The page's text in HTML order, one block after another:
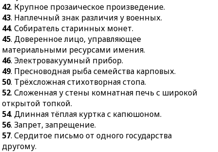
42. Крупное прозаическое произведение.
43. Наплечный знак различия у военных.
44. Собиратель старинных монет.
45. Доверенное лицо, управляющее
материальными ресурсами имения.
46. Электровакуумный прибор.
49. Пресноводная рыба семейства карповых.
50. Трёхсложная стихотворная стопа.
52. Сложенная у стены комнатная печь с широкой
открытой топкой.
54. Длинная тёплая куртка с капюшоном.
56. Запрет, запрещение.
57. Сердитое письмо от одного государства
другому.